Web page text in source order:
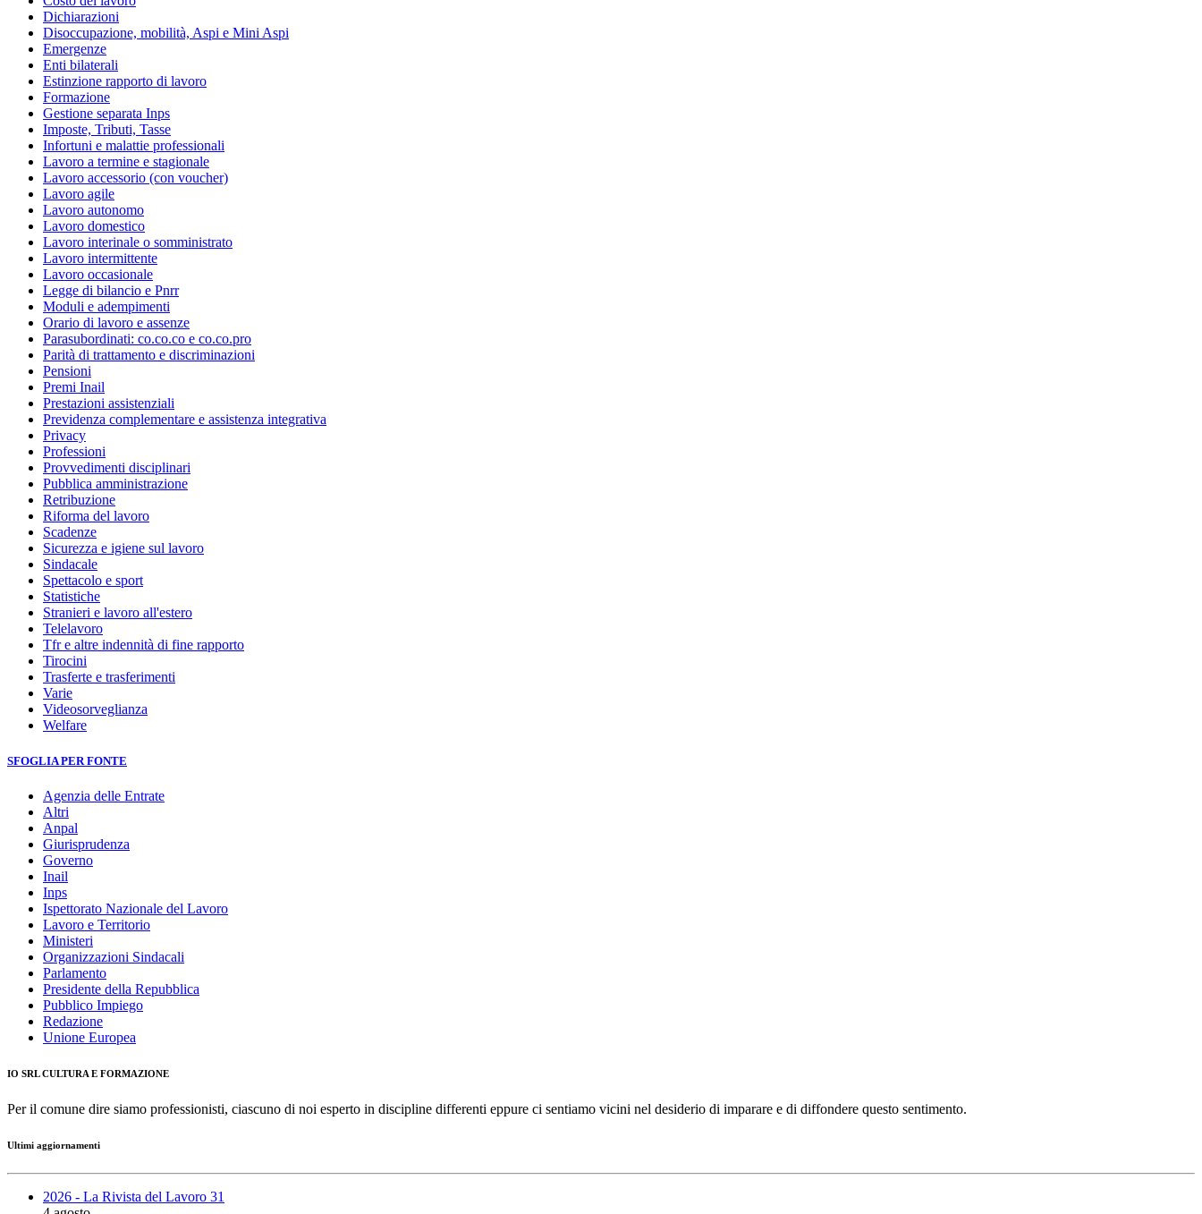
Dichiarazioni
Disoccupazione, mobilità, Aspi e Mini Aspi
Emergenze
Enti bilaterali
Estinzione rapporto di lavoro
Formazione
Gestione separata Inps
Imposte, Tributi, Tasse
Infortuni e malattie professionali
Lavoro a termine e stagionale
Lavoro accessorio (con voucher)
Lavoro agile
Lavoro autonomo
Lavoro domestico
Lavoro interinale o somministrato
Lavoro intermittente
Lavoro occasionale
Legge di bilancio e Pnrr
Moduli e adempimenti
Orario di lavoro e assenze
Parasubordinati: co.co.co e co.co.pro
Parità di trattamento e discriminazioni
Pensioni
Premi Inail
Prestazioni assistenziali
Previdenza complementare e assistenza integrativa
Privacy
Professioni
Provvedimenti disciplinari
Pubblica amministrazione
Retribuzione
Riforma del lavoro
Scadenze
Sicurezza e igiene sul lavoro
Sindacale
Spettacolo e sport
Statistiche
Stranieri e lavoro all'estero
Telelavoro
Tfr e altre indennità di fine rapporto
Tirocini
Trasferte e trasferimenti
Varie
Videosorveglianza
Welfare
SFOGLIA PER FONTE
Agenzia delle Entrate
Altri
Anpal
Giurisprudenza
Governo
Inail
Inps
Ispettorato Nazionale del Lavoro
Lavoro e Territorio
Ministeri
Organizzazioni Sindacali
Parlamento
Presidente della Repubblica
Pubblico Impiego
Redazione
Unione Europea
IO SRL CULTURA E FORMAZIONE
Per il comune dire siamo professionisti, ciascuno di noi esperto in discipline differenti eppure ci sentiamo vicini nel desiderio di imparare e di diffondere questo sentimento.
Ultimi aggiornamenti
2026 - La Rivista del Lavoro 31